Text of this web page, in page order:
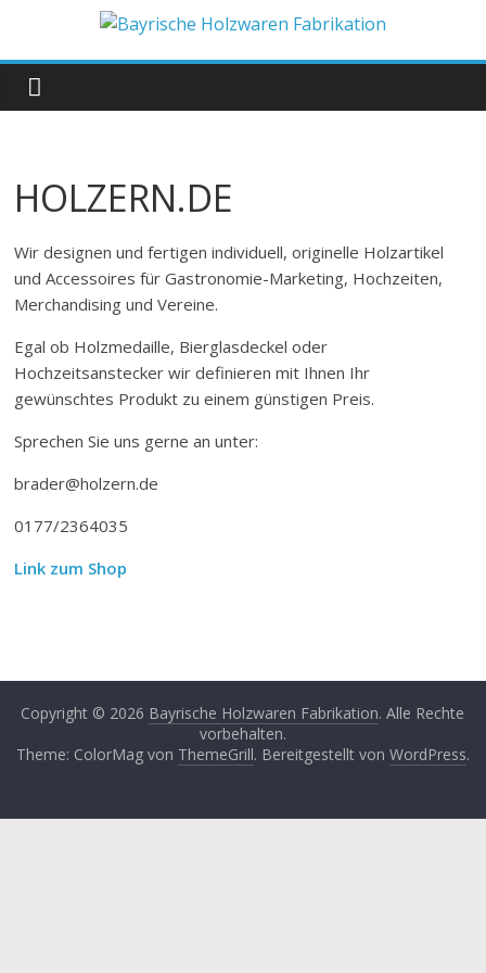
springen
Bayrische
Holzwaren
Fabrikation
HOLZERN.DE
Wir designen und fertigen individuell, originelle Holzartikel
und Accessoires für Gastronomie-Marketing, Hochzeiten,
Merchandising und Vereine.
Egal ob Holzmedaille, Bierglasdeckel oder
Hochzeitsanstecker wir definieren mit Ihnen Ihr
gewünschtes Produkt zu einem günstigen Preis.
Sprechen Sie uns gerne an unter:
brader@holzern.de
0177/2364035
Link zum Shop
Copyright © 2026 Bayrische Holzwaren Fabrikation. Alle Rechte
vorbehalten.
Theme: ColorMag von ThemeGrill. Bereitgestellt von WordPress.